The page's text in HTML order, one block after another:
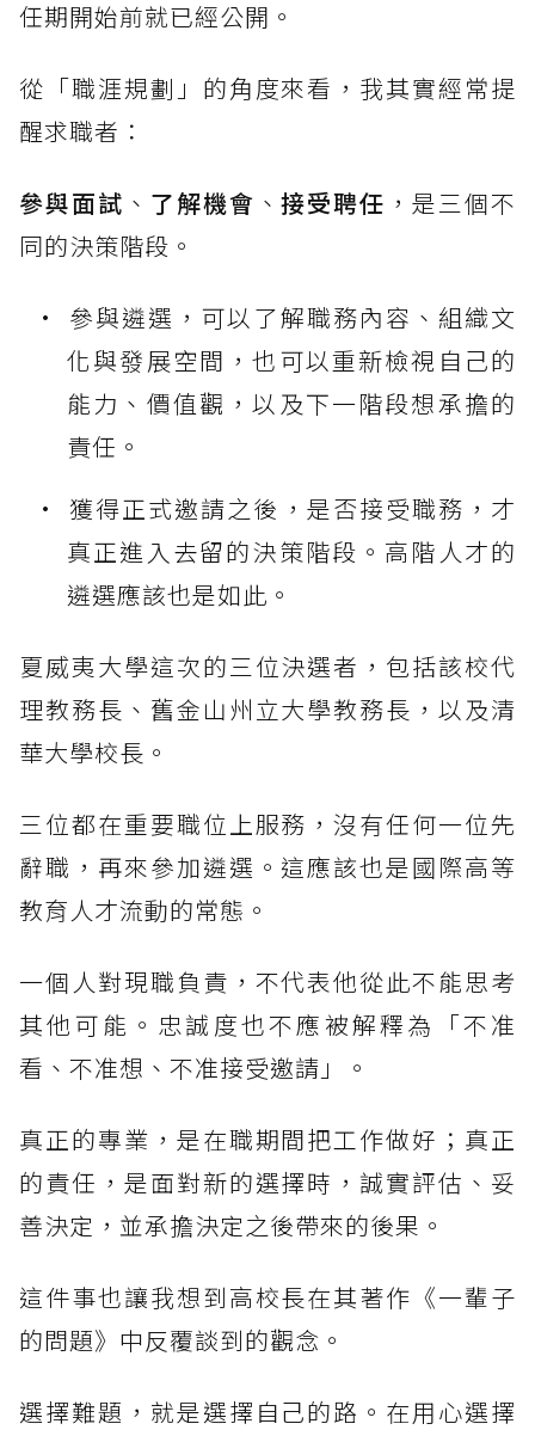
任期開始前就已經公開。
從「職涯規劃」的角度來看，我其實經常提
醒求職者：
參與面試 、 了解機會 、接受聘任 ，是三個不
同的決策階段。
參與遴選，可以了解職務內容、組織文
化與發展空間，也可以重新檢視自己的
能力、價值觀，以及下一階段想承擔的
責任。
獲得正式邀請之後，是否接受職務，才
真正進入去留的決策階段。高階人才的
遴選應該也是如此。
夏威夷大學這次的三位決選者，包括該校代
理教務長、舊金山州立大學教務長，以及清
華大學校長。
三位都在重要職位上服務，沒有任何一位先
辭職，再來參加遴選。這應該也是國際高等
教育人才流動的常態。
一個人對現職負責，不代表他從此不能思考
其他可能。忠誠度也不應被解釋為「不准
看、不准想、不准接受邀請」。
真正的專業，是在職期間把工作做好；真正
的責任，是面對新的選擇時，誠實評估、妥
善決定，並承擔決定之後帶來的後果。
這件事也讓我想到高校長在其著作《一輩子
的問題》中反覆談到的觀念。
選擇難題，就是選擇自己的路。在用心選擇